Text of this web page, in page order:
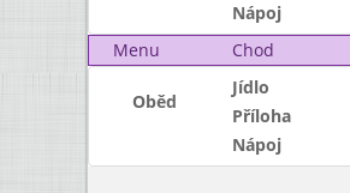
Nápoj
Menu
Chod
Oběd
Jídlo
Příloha
Nápoj